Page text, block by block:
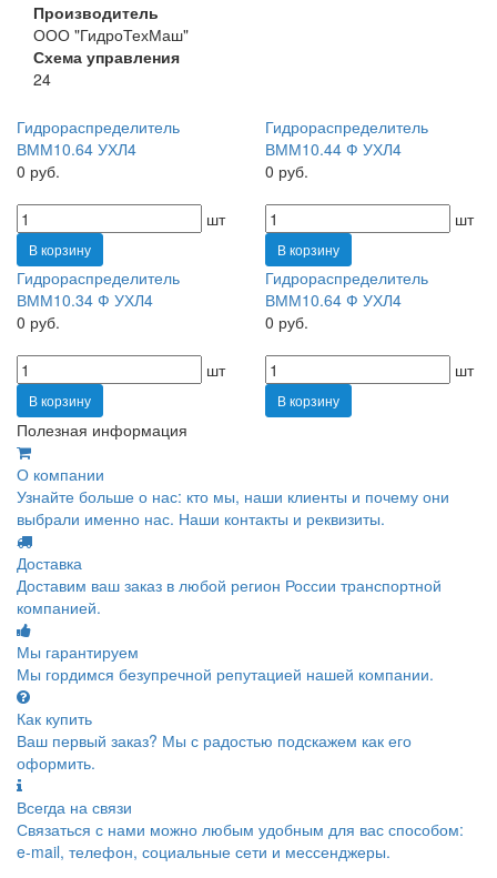
Производитель
ООО "ГидроТехМаш"
Схема управления
24
Гидрораспределитель
ВММ10.64 УХЛ4
0 руб.
шт
В корзину
Гидрораспределитель
ВММ10.44 Ф УХЛ4
0 руб.
шт
В корзину
Гидрораспределитель
ВММ10.34 Ф УХЛ4
0 руб.
шт
В корзину
Гидрораспределитель
ВММ10.64 Ф УХЛ4
0 руб.
шт
В корзину
Полезная информация
О компании
Узнайте больше о нас: кто мы, наши клиенты и почему они
выбрали именно нас. Наши контакты и реквизиты.
Доставка
Доставим ваш заказ в любой регион России транспортной
компанией.
Мы гарантируем
Мы гордимся безупречной репутацией нашей компании.
Как купить
Ваш первый заказ? Мы с радостью подскажем как его
оформить.
Всегда на связи
Связаться с нами можно любым удобным для вас способом:
e-mail, телефон, социальные сети и мессенджеры.